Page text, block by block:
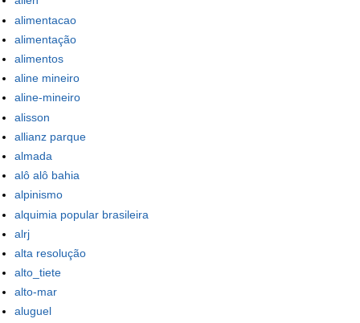
alimentacao
alimentação
alimentos
aline mineiro
aline-mineiro
alisson
allianz parque
almada
alô alô bahia
alpinismo
alquimia popular brasileira
alrj
alta resolução
alto_tiete
alto-mar
aluguel